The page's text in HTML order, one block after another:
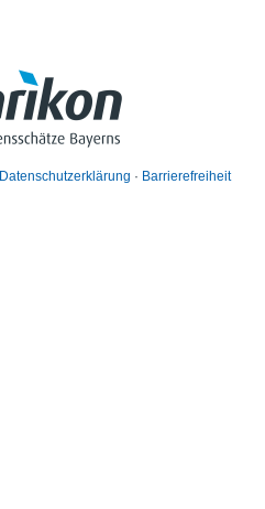
Datenschutzerklärung Barrierefreiheit